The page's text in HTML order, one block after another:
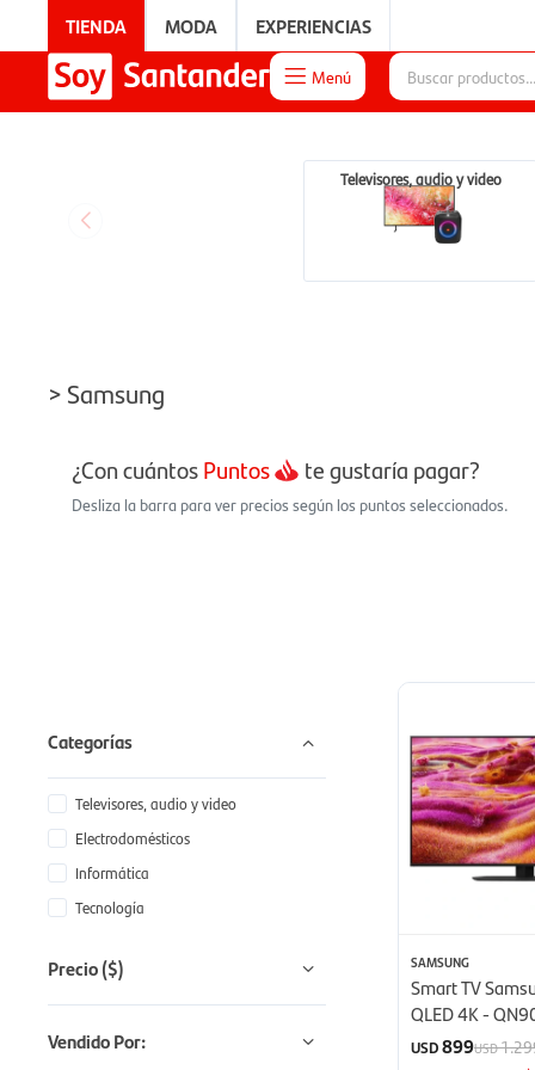
TIENDA MODA EXPERIENCIAS
 Menú
Televisores, audio y video
> Samsung
¿Con cuántosPuntos te gustaría pagar?
Desliza la barra para ver precios según los puntos seleccionados.
SAMSUNG
Smart TV
QLED 4K -
(2025)
USD899USD
Categorías
Televisores, audio y video
Electrodomésticos
Informática
Tecnología
Precio($)
Vendido Por: